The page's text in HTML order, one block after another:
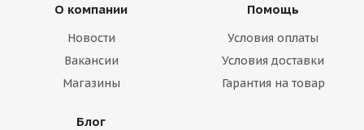
О компании
Новости
Вакансии
Магазины
Помощь
Условия оплаты
Условия доставки
Гарантия на товар
Блог